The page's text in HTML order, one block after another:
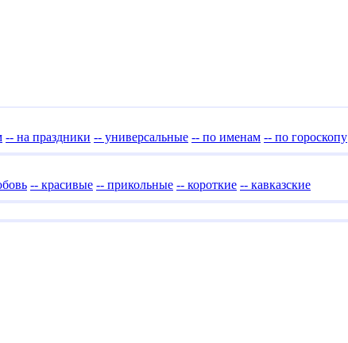
-- на праздники -- универсальные -- по именам -- по гороскопу
-- красивые -- прикольные -- короткие -- кавказские